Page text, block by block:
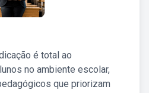
é total ao
no ambiente escolar,
que priorizam